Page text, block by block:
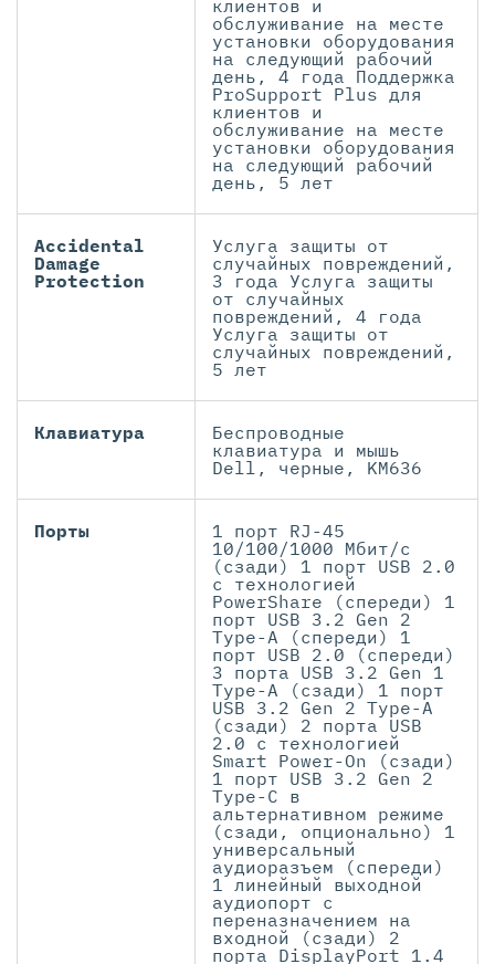
клиентов и
обслуживание на месте
установки оборудования
на следующий рабочий
день, 4 года Поддержка
ProSupport Plus для
клиентов и
обслуживание на месте
установки оборудования
на следующий рабочий
день, 5 лет
Accidental
Damage
Protection
Услуга защиты от
случайных повреждений,
3 года Услуга защиты
от случайных
повреждений, 4 года
Услуга защиты от
случайных повреждений,
5 лет
Клавиатура
Беспроводные
клавиатура и мышь
Dell, черные, KM636
Порты
1 порт RJ-45
10/100/1000 Мбит/с
(сзади) 1 порт USB 2.0
с технологией
PowerShare (спереди) 1
порт USB 3.2 Gen 2
Type-A (спереди) 1
порт USB 2.0 (спереди)
3 порта USB 3.2 Gen 1
Type-A (сзади) 1 порт
USB 3.2 Gen 2 Type-A
(сзади) 2 порта USB
2.0 с технологией
Smart Power-On (сзади)
1 порт USB 3.2 Gen 2
Type-C в
альтернативном режиме
(сзади, опционально) 1
универсальный
аудиоразъем (спереди)
1 линейный выходной
аудиопорт с
переназначением на
входной (сзади) 2
порта DisplayPort 1.4